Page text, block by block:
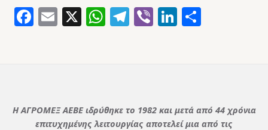
Facebook
Email
X WhatsApp
Telegram
ViberLinkedIn
Η ΑΓΡΟΜΕΞ ΑΕΒΕ ιδρύθηκε το 1982 και μετά από 44 χρόνια
επιτυχημένης λειτουργίας αποτελεί μια από τις